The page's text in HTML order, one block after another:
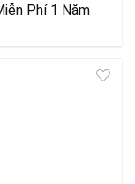
Phí 1 Năm